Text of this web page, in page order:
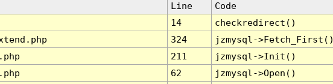
Line
Code
14
checkredirect()
324
jzmysql-
211
jzmysql->Init()
62
jzmysql->Open()